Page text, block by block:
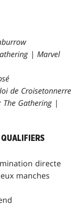
| Marvel
de Croisetonnerre
The Gathering |
directe
manches